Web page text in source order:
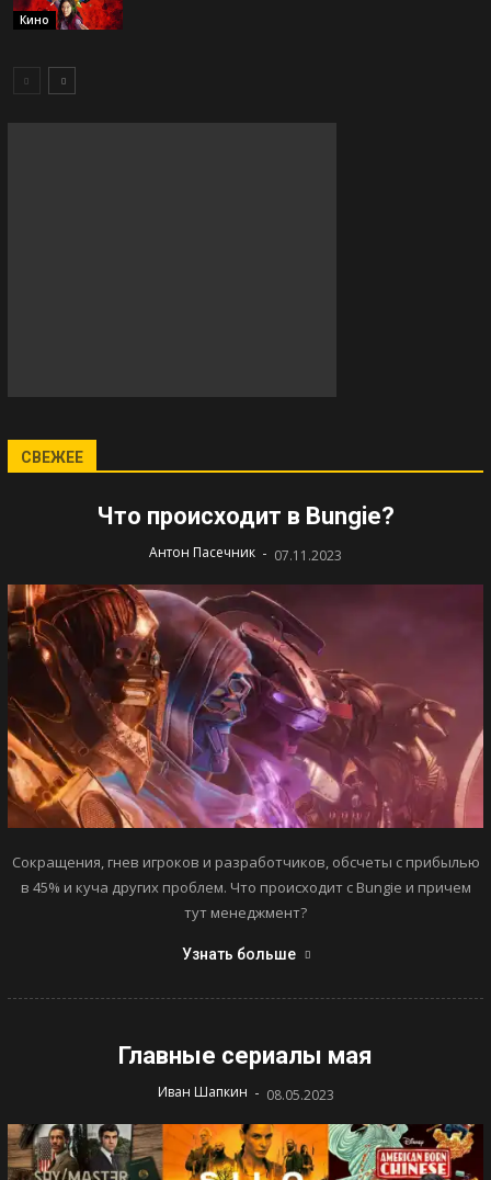
Кино
СВЕЖЕЕ
Что происходит в Bungie?
Антон Пасечник - 07.11.2023
Сокращения, гнев игроков и разработчиков, обсчеты с прибылью
в 45% и куча других проблем. Что происходит с Bungie и причем
тут менеджмент?
Узнать больше
Главные сериалы мая
Иван Шапкин - 08.05.2023